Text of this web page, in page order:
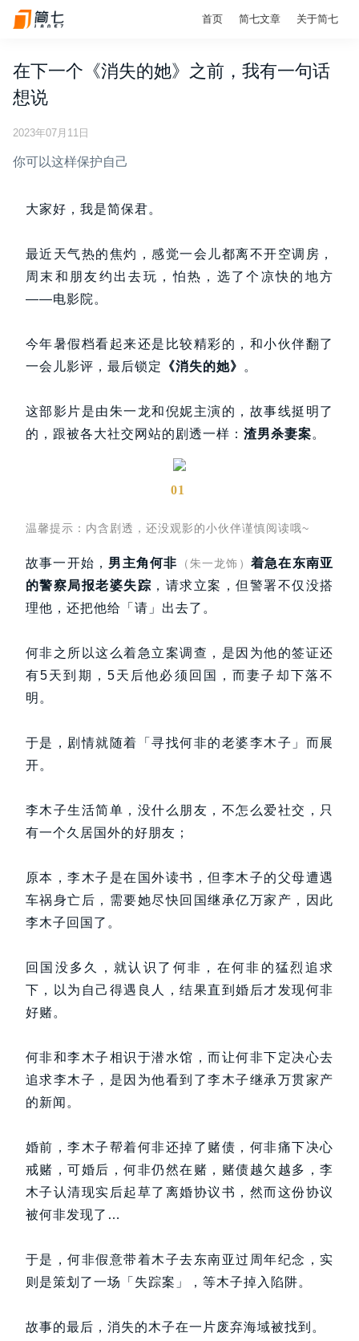
首页 简七文章 关于简七
在下一个《消失的她》之前，我有一句话
想说
2023年07月11日
你可以这样保护自己
大家好，我是简保君。
最近天气热的焦灼，感觉一会儿都离不开空调房，
周末和朋友约出去玩，怕热，选了个凉快的地方
——电影院。
今年暑假档看起来还是比较精彩的，和小伙伴翻了
一会儿影评，最后锁定
《消失的她》 。
这部影片是由朱一龙和倪妮主演的，故事线挺明了
的，跟被各大社交网站的剧透一样： 渣男杀妻案。
01
温馨提示：内含剧透，还没观影的小伙伴谨慎阅读哦~
故事一开始， 男主角何非 （朱一龙饰） 着急在东南亚
的警察局报老婆失踪 ，请求立案，但警署不仅没搭
理他，还把他给「请 」 出去了。
何非之所以这么着急立案调查，是因为他的签证还
有5天到期，5天后他必须回国，而妻子却下落不
明。
于是，剧情就随着「寻找何非的老婆李木子」而展
开。
李木子生活简单，没什么朋友，不怎么爱社交，只
有一个久居国外的好朋友；
原本，李木子是在国外读书，但李木子的父母遭遇
车祸身亡后，需要她尽快回国继承亿万家产，因此
李木子回国了。
回国没多久，就认识了何非，在何非的猛烈追求
下，以为自己得遇良人，结果直到婚后才发现何非
好赌。
何非和李木子相识于潜水馆，而让何非下定决心去
追求李木子，是因为他看到了李木子继承万贯家产
的新闻。
婚前，李木子帮着何非还掉了赌债，何非痛下决心
戒赌，可婚后，何非仍然在赌，赌债越欠越多，李
木子认清现实后起草了离婚协议书，然而这份协议
被何非发现了…
于是，何非假意带着木子去东南亚过周年纪念，实
则是策划了一场「失踪案」，等木子掉入陷阱。
故事的最后，消失的木子在一片废弃海域被找到。